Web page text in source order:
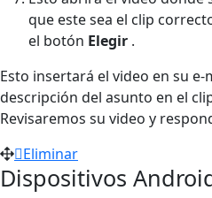
que este sea el clip
el botón Elegir .
Esto insertará el video en su
descripción del asunto en el
Revisaremos su video y
Eliminar
Dispositivos